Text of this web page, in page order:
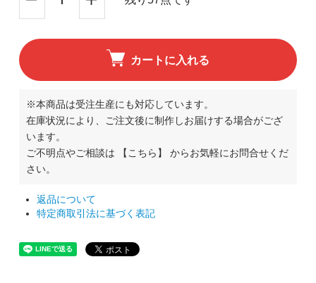
カートに入れる
※本商品は受注生産にも対応しています。
在庫状況により、ご注文後に制作しお届けする場合がござ
います。
ご不明点やご相談は
【こちら】
からお気軽にお問合せくだ
さい。
返品について
特定商取引法に基づく表記